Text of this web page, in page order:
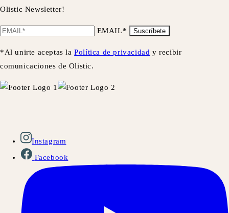
Olistic Newsletter!
EMAIL* Suscríbete
*Al unirte aceptas laPolítica de privacidad y recibir
comunicaciones de Olistic.
Instagram
Facebook